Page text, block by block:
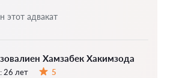
Хамзабек Хакимзода
26 лет
5
этот адвакат